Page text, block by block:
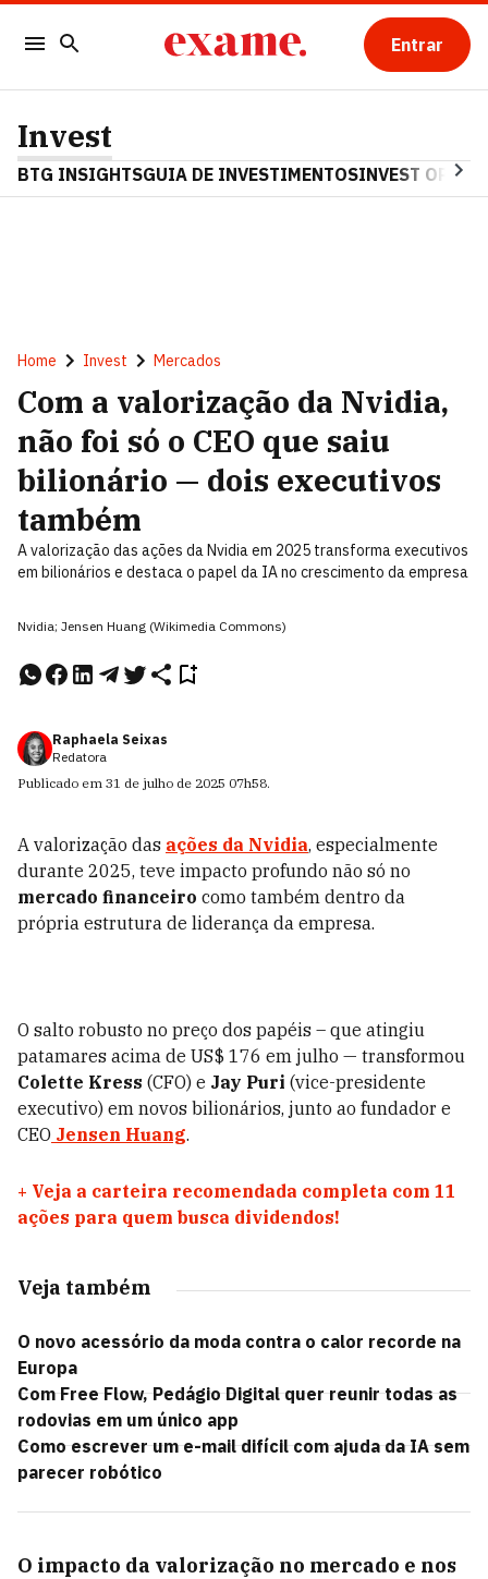
Entrar
Invest
BTG INSIGHTSGUIA DE INVESTIMENTOSINVEST OPINA
Home Invest Mercados
Com a valorização da Nvidia,
não foi só o CEO que saiu
bilionário — dois executivos
também
A valorização das ações da Nvidia em 2025 transforma executivos
em bilionários e destaca o papel da IA no crescimento da empresa
Nvidia; Jensen Huang (Wikimedia Commons)
Raphaela Seixas
Redatora
Publicado em 31 de julho de 2025 07h58.
A valorização das ações da Nvidia, especialmente
durante 2025, teve impacto profundo não só no
mercado financeiro como também dentro da
própria estrutura de liderança da empresa.
O salto robusto no preço dos papéis – que atingiu
patamares acima de US$ 176 em julho — transformou
Colette Kress (CFO) e Jay Puri (vice-presidente
executivo) em novos bilionários, junto ao fundador e
CEO Jensen Huang.
+ Veja a carteira recomendada completa com 11
ações para quem busca dividendos!
Veja também
O novo acessório da moda contra o calor recorde na
Europa
Com Free Flow, Pedágio Digital quer reunir todas as
rodovias em um único app
Como escrever um e-mail difícil com ajuda da IA sem
parecer robótico
O impacto da valorização no mercado e nos